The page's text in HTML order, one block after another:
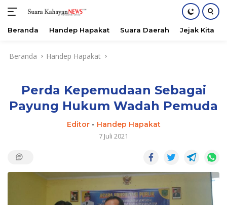
Beranda Handep Hapakat Suara Daerah Jejak Kita
Beranda Handep Hapakat
Perda Kepemudaan Sebagai
Payung Hukum Wadah Pemuda
Editor- Handep Hapakat
7 Juli 2021